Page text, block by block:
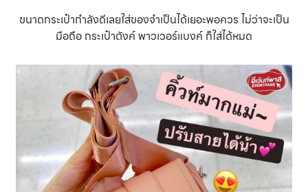
ขนาดกระเป๋ากำลังดีเลยใส่ของจำเป็นได้เยอะพอควร ไม่ว่าจะเป็น
มือถือ กระเป๋าตังค์ พาวเวอร์แบงค์ ก็ใส่ได้หมด